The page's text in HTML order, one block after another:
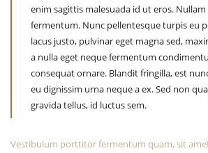
enim sagittis malesuada id ut eros.
fermentum. Nunc pellentesque turpis eu
lacus justo, pulvinar eget magna sed,
a nulla eget neque fermentum
consequat ornare. Blandit fringilla, est
eu dignissim urna neque a ex. Sed non
gravida tellus, id luctus sem.
Vestibulum porttitor fermentum quam, sit